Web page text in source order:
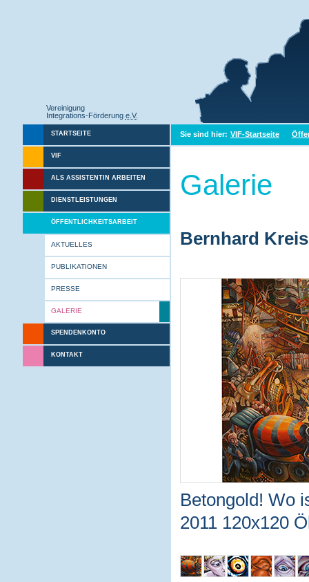
Vereinigung
Integrations-Förderung e.V.
STARTSEITE
VIF
ALS ASSISTENTIN ARBEITEN
DIENSTLEISTUNGEN
ÖFFENTLICHKEITSARBEIT
AKTUELLES
PUBLIKATIONEN
PRESSE
GALERIE
SPENDENKONTO
KONTAKT
Sie sind hier: VIF-Startseite
Galerie
Bernhard
Betongold! Wo
2011 120x120